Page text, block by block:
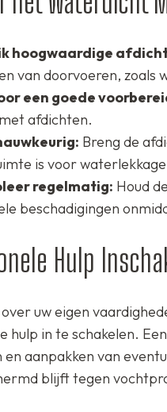
hoogwaardige
van doorvoeren, zoals
een goede
afdichten.
Breng de
is voor
regelmatig: Houd
beschadigingen
Hulp
uw eigen
hulp in te schakelen.
aanpakken van
blijft tegen